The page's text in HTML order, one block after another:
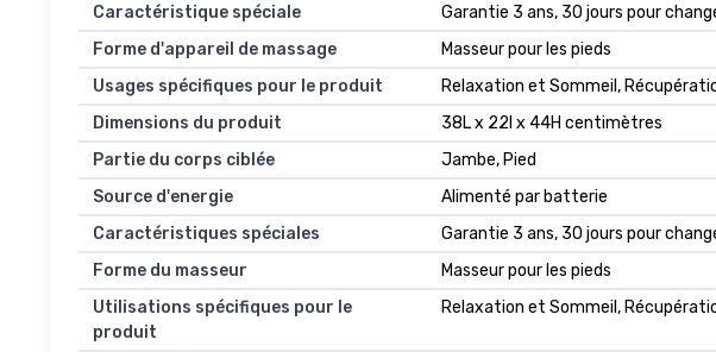
Caractéristique spéciale
Garantie 3 ans, 30 jours pour
Forme d'appareil de massage
Masseur pour les pieds
Usages spécifiques pour le produit
Relaxation et Sommeil,
Dimensions du produit
38L x 22l x 44H centimètres
Partie du corps ciblée
Jambe, Pied
Source d'energie
Alimenté par batterie
Caractéristiques spéciales
Garantie 3 ans, 30 jours pour
Forme du masseur
Masseur pour les pieds
Utilisations spécifiques pour le
produit
Relaxation et Sommeil,